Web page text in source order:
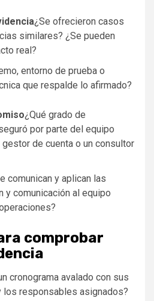
¿Se ofrecieron casos
similares? ¿Se pueden
real?
entorno de prueba o
que respalde lo afirmado?
¿Qué grado de
por parte del equipo
de cuenta o un consultor
comunican y aplican las
y comunicación al equipo
comprobar
cronograma avalado con sus
responsables asignados?